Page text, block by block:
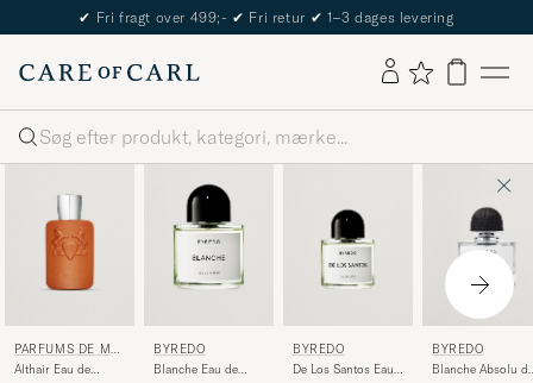
✔ Fri fragt over 499;- ✔ Fri retur ✔ 1–3 dages levering
Søg
PARFUMS DE MA
RLY
Althair Eau de
BYREDO
Blanche Eau de
BYREDO
De Los Santos Eau
BYREDO
Blanche Absolu de